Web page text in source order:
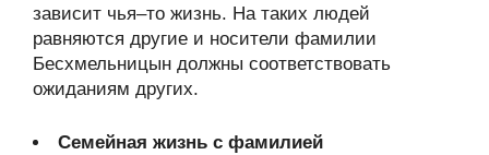
зависит чья–то жизнь. На таких людей
равняются другие и носители фамилии
Бесхмельницын должны соответствовать
ожиданиям других.
Семейная жизнь с фамилией